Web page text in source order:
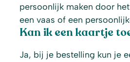
persoonlijk maken door
een vaas of een
Kan ik een kaartje
Ja, bij je bestelling kun je